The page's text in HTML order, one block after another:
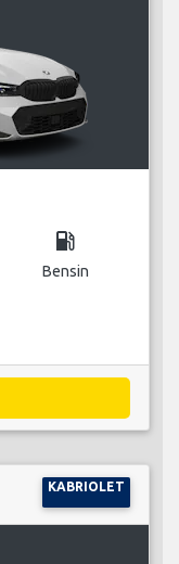
local_gas_station
Bensin
KABRIOLET